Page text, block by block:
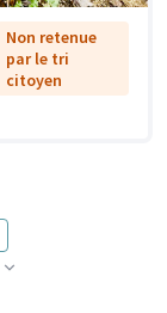
Non retenue
par le tri
citoyen